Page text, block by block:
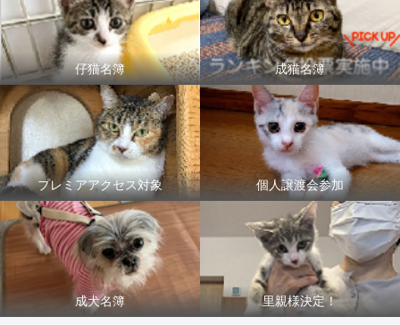
仔猫名簿 成猫名簿
プレミアアクセス対象 個人譲渡会参加
成犬名簿 里親様決定！